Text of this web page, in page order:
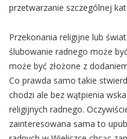
przetwarzanie szczególnej
Przekonania religijne lub
ślubowanie radnego może
może być złożone z
Co prawda samo takie
chodzi ale bez wątpienia
religijnych radnego.
zainteresowana sama to